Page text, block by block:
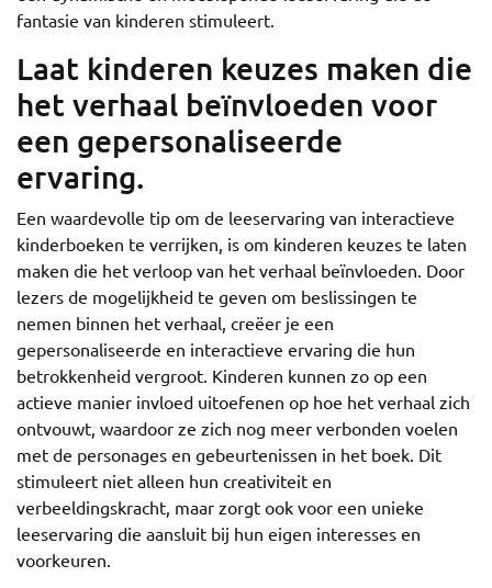
fantasie van kinderen stimuleert.
Laat kinderen keuzes maken die
het verhaal beïnvloeden voor
een gepersonaliseerde
ervaring.
Een waardevolle tip om de leeservaring van interactieve
kinderboeken te verrijken, is om kinderen keuzes te laten
maken die het verloop van het verhaal beïnvloeden. Door
lezers de mogelijkheid te geven om beslissingen te
nemen binnen het verhaal, creëer je een
gepersonaliseerde en interactieve ervaring die hun
betrokkenheid vergroot. Kinderen kunnen zo op een
actieve manier invloed uitoefenen op hoe het verhaal zich
ontvouwt, waardoor ze zich nog meer verbonden voelen
met de personages en gebeurtenissen in het boek. Dit
stimuleert niet alleen hun creativiteit en
verbeeldingskracht, maar zorgt ook voor een unieke
leeservaring die aansluit bij hun eigen interesses en
voorkeuren.